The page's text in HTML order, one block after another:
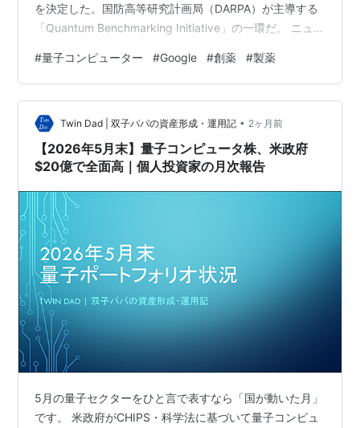
を決定した。国防高等研究計画局（DARPA）が主導する
「Quantum Benchmarking Initiative」の一環だ。 ニュー
した。IonQは一時50%超の上昇。市場の熱狂は、AIブー
ム初期のそれに似ていた。 違和感を覚えた。 ChatGPTが
登場してから2年余り。生成AIはコード補完から医療診断
まで急速に実用化が進み、社会はまだその変化を消化し
きれていな…
#量子コンピューター #Google #創薬 #製薬
Twin Dad | 双子パパの資産形成・運用記 • 2ヶ月前
【2026年5月末】量子コンピュータ株、米政府
$20億で全面高｜個人投資家の月次報告
5月の量子セクターをひと言で表すなら「国が動いた月」
です。 米政府がCHIPS・科学法に基づいて量子コンピュ